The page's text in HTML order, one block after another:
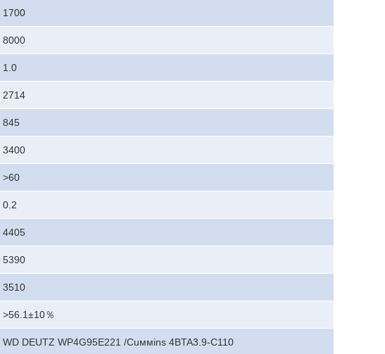
1700
8000
1.0
2714
845
3400
>60
0.2
4405
5390
3510
>56.1±10％
WD DEUTZ WP4G95E221 /Cuммins 4BTA3.9-C110